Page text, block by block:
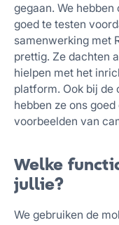
gegaan. We hebben
goed te testen
samenwerking met
prettig. Ze dachten
hielpen met het
platform. Ook bij
hebben ze ons
voorbeelden van
Welke
jullie?
We gebruiken de